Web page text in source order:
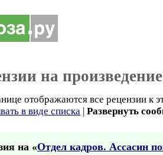
на произведение
отображаются все рецензии к
в виде списка | Развернуть
на «Отдел кадров. Ассасин